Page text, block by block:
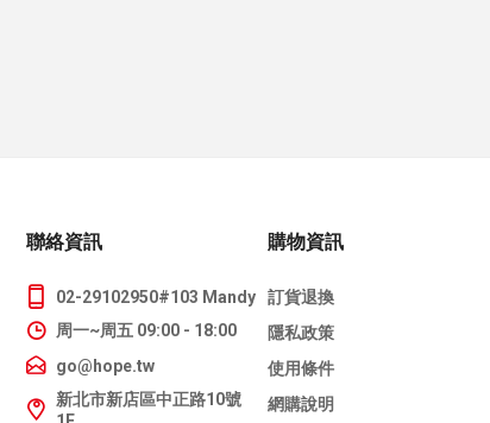
聯絡資訊
02-29102950#103 Mandy
周一~周五 09:00 - 18:00
go@hope.tw
新北市新店區中正路10號
購物資訊
訂貨退換
隱私政策
使用條件
網購說明